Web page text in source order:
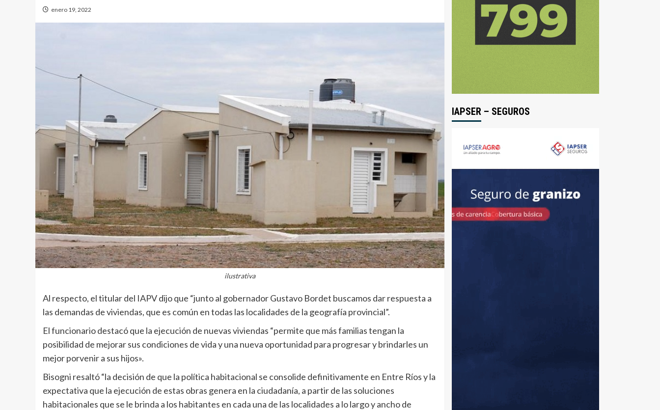
enero 19, 2022
ilustrativa
Al respecto, el titular del IAPV dijo que “junto al gobernador Gustavo Bordet buscamos dar respuesta a
las demandas de viviendas, que es común en todas las localidades de la geografía provincial”.
El funcionario destacó que la ejecución de nuevas viviendas “permite que más familias tengan la
posibilidad de mejorar sus condiciones de vida y una nueva oportunidad para progresar y brindarles un
mejor porvenir a sus hijos».
Bisogni resaltó “la decisión de que la política habitacional se consolide definitivamente en Entre Ríos y la
expectativa que la ejecución de estas obras genera en la ciudadanía, a partir de las soluciones
habitacionales que se le brinda a los habitantes en cada una de las localidades a lo largo y ancho de
IAPSER – SEGUROS